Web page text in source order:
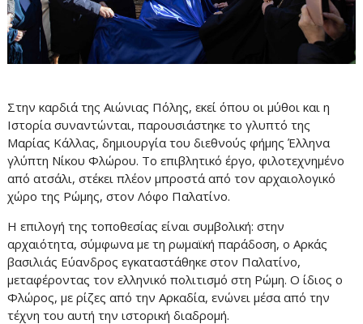
Στην καρδιά της Αιώνιας Πόλης, εκεί όπου οι μύθοι και η
Ιστορία συναντώνται, παρουσιάστηκε το γλυπτό της
Μαρίας Κάλλας, δημιουργία του διεθνούς φήμης Έλληνα
γλύπτη Νίκου Φλώρου. Το επιβλητικό έργο, φιλοτεχνημένο
από ατσάλι, στέκει πλέον μπροστά από τον αρχαιολογικό
χώρο της Ρώμης, στον Λόφο Παλατίνο.
Η επιλογή της τοποθεσίας είναι συμβολική: στην
αρχαιότητα, σύμφωνα με τη ρωμαϊκή παράδοση, ο Αρκάς
βασιλιάς Εύανδρος εγκαταστάθηκε στον Παλατίνο,
μεταφέροντας τον ελληνικό πολιτισμό στη Ρώμη. Ο ίδιος ο
Φλώρος, με ρίζες από την Αρκαδία, ενώνει μέσα από την
τέχνη του αυτή την ιστορική διαδρομή.